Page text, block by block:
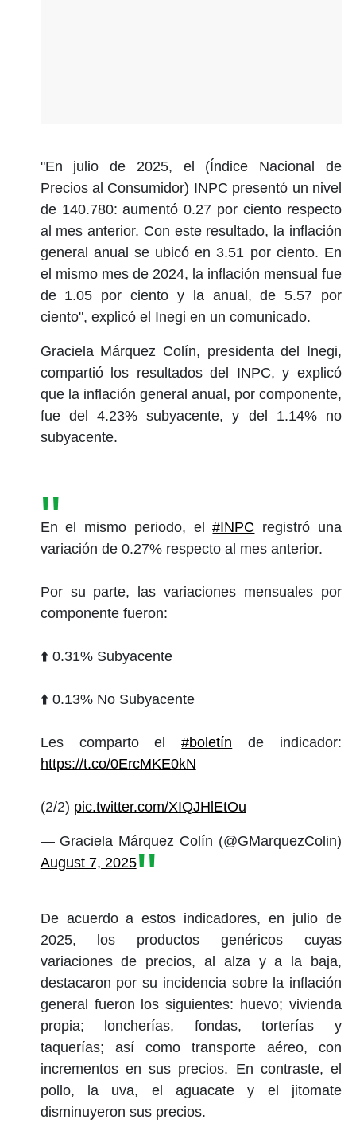
"En julio de 2025, el (Índice Nacional de
Precios al Consumidor) INPC presentó un nivel
de 140.780: aumentó 0.27 por ciento respecto
al mes anterior. Con este resultado, la inflación
general anual se ubicó en 3.51 por ciento. En
el mismo mes de 2024, la inflación mensual fue
de 1.05 por ciento y la anual, de 5.57 por
ciento", explicó el Inegi en un comunicado.
Graciela Márquez Colín, presidenta del Inegi,
compartió los resultados del INPC, y explicó
que la inflación general anual, por componente,
fue del 4.23% subyacente, y del 1.14% no
subyacente.
En el mismo periodo, el#INPC registró una
variación de 0.27% respecto al mes anterior.
Por su parte, las variaciones mensuales por
componente fueron:
⬆️ 0.31% Subyacente
⬆️ 0.13% No Subyacente
Les comparto el#boletín de indicador:
https://t.co/0ErcMKE0kN
(2/2) pic.twitter.com/XIQJHlEtOu
— Graciela Márquez Colín (@GMarquezColin)
August 7, 2025
De acuerdo a estos indicadores, en julio de
2025, los productos genéricos cuyas
variaciones de precios, al alza y a la baja,
destacaron por su incidencia sobre la inflación
general fueron los siguientes: huevo; vivienda
propia; loncherías, fondas, torterías y
taquerías; así como transporte aéreo, con
incrementos en sus precios. En contraste, el
pollo, la uva, el aguacate y el jitomate
disminuyeron sus precios.